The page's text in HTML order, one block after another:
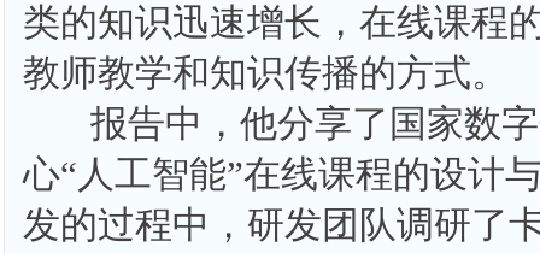
类的知识迅速增长，在线课程
教师教学和知识传播的方式。
报告中，他分享了国家数字
心“人工智能”在线课程的设计
发的过程中，研发团队调研了